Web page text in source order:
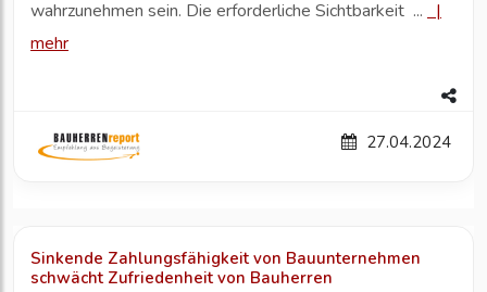
wahrzunehmen sein. Die erforderliche Sichtbarkeit ...
|
mehr
27.04.2024
Sinkende Zahlungsfähigkeit von Bauunternehmen
schwächt Zufriedenheit von Bauherren